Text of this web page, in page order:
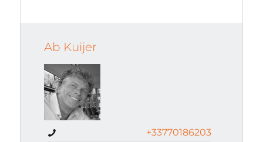
Ab Kuijer
+33770186203